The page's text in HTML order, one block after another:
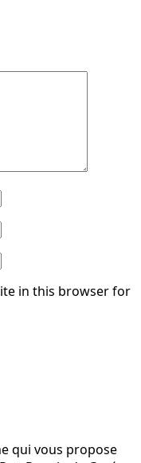
in this browser for
qui vous propose